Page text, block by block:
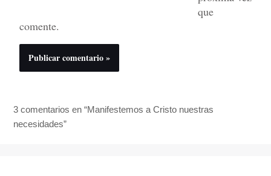
que
comente.
3 comentarios en “Manifestemos a Cristo nuestras
necesidades”